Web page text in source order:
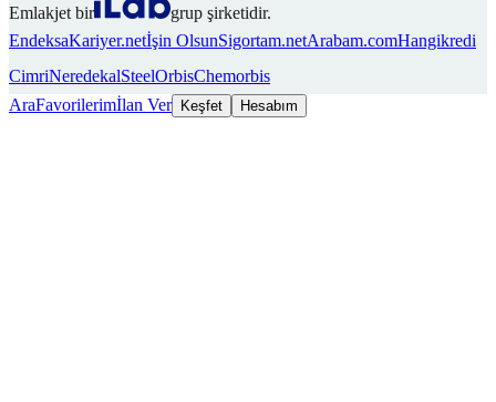
Emlakjet bir
grup şirketidir.
EndeksaKariyer.netİşin OlsunSigortam.netArabam.comHangikredi
CimriNeredekalSteelOrbisChemorbis
AraFavorilerimİlan Ver Keşfet Hesabım